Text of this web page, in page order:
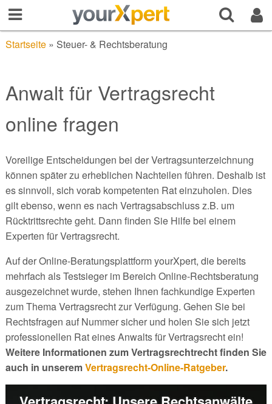
Startseite» Steuer- & Rechtsberatung
Anwalt für Vertragsrecht
online fragen
Voreilige Entscheidungen bei der Vertragsunterzeichnung
können später zu erheblichen Nachteilen führen. Deshalb ist
es sinnvoll, sich vorab kompetenten Rat einzuholen. Dies
gilt ebenso, wenn es nach Vertragsabschluss z.B. um
Rücktrittsrechte geht. Dann finden Sie Hilfe bei einem
Experten für Vertragsrecht.
Auf der Online-Beratungsplattform yourXpert, die bereits
mehrfach als Testsieger im Bereich Online-Rechtsberatung
ausgezeichnet wurde, stehen Ihnen fachkundige Experten
zum Thema Vertragsrecht zur Verfügung. Gehen Sie bei
Rechtsfragen auf Nummer sicher und holen Sie sich jetzt
professionellen Rat eines Anwalts für Vertragsrecht ein!
Weitere Informationen zum Vertragsrechtrecht finden Sie
auch in unseremVertragsrecht-Online-Ratgeber.